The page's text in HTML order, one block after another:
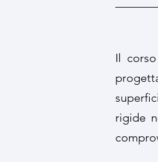
Il
rigide